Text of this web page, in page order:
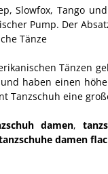
Slowfox, Tango
Pump. Der
Tänze
Tänzen
haben einen
Tanzschuh eine
damen,
damen